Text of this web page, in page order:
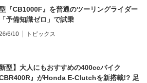
『CB1000F』を普通のツーリングライダー
予備知識ゼロ」で試乗
6/10 トピックス
新型】大人にもおすすめの400ccバイク
CBR400R』がHonda E-Clutchを新搭載!? 足